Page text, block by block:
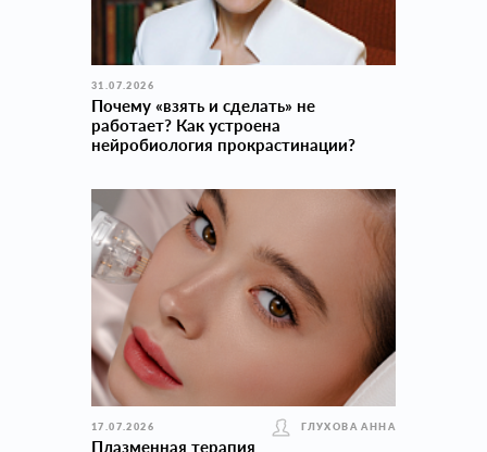
31.07.2026
Почему «взять и сделать» не
работает? Как устроена
нейробиология прокраcтинации?
17.07.2026 ГЛУХОВА АННА
Плазменная терапия